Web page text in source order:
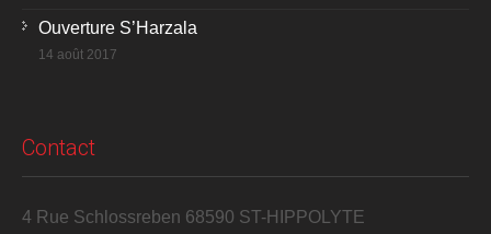
Ouverture S’Harzala
14 août 2017
Contact
4 Rue Schlossreben 68590 ST-HIPPOLYTE